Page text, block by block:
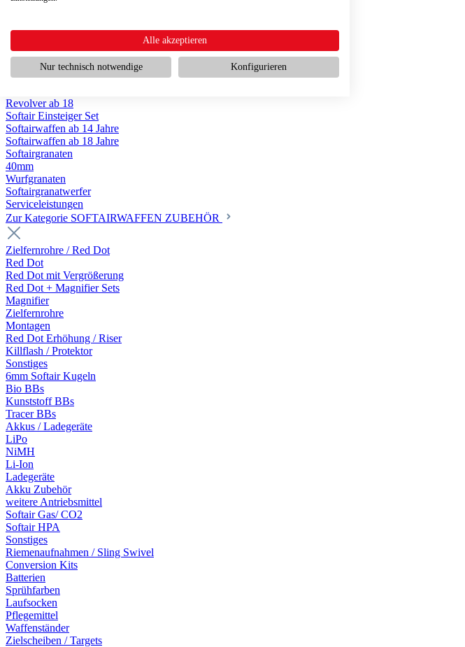
Scharfschützengewehr ab 18
Softair Pistolen
Softair Pistolen elektrisch ab 14
Softair Pistolen Federdruck ab 14
Softair Pistolen HPA Luftdruck ab 18
Revolver ab 18
Softair Einsteiger Set
Softairwaffen ab 14 Jahre
Softairwaffen ab 18 Jahre
Softairgranaten
40mm
Wurfgranaten
Softairgranatwerfer
Serviceleistungen
Zur Kategorie SOFTAIRWAFFEN ZUBEHÖR
Zielfernrohre / Red Dot
Red Dot
Red Dot mit Vergrößerung
Red Dot + Magnifier Sets
Magnifier
Zielfernrohre
Montagen
Red Dot Erhöhung / Riser
Killflash / Protektor
Sonstiges
6mm Softair Kugeln
Bio BBs
Kunststoff BBs
Tracer BBs
Akkus / Ladegeräte
LiPo
NiMH
Li-Ion
Ladegeräte
Akku Zubehör
weitere Antriebsmittel
Softair Gas/ CO2
Softair HPA
Sonstiges
Riemenaufnahmen / Sling Swivel
Conversion Kits
Batterien
Sprühfarben
Laufsocken
Pflegemittel
Waffenständer
Zielscheiben / Targets
Alle akzeptieren
Nur technisch notwendige Konfigurieren